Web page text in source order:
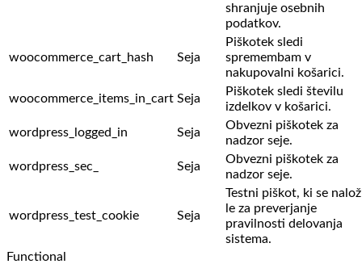
shranjuje osebnih
podatkov.
woocommerce_cart_hash Seja
Piškotek sledi
spremembam v
nakupovalni košarici.
woocommerce_items_in_cart Seja
Piškotek sledi številu
izdelkov v košarici.
wordpress_logged_in
Seja
Obvezni piškotek za
nadzor seje.
wordpress_sec_
Seja
Obvezni piškotek za
nadzor seje.
wordpress_test_cookie Seja
Testni piškot, ki se
le za preverjanje
pravilnosti delovanja
sistema.
Functional